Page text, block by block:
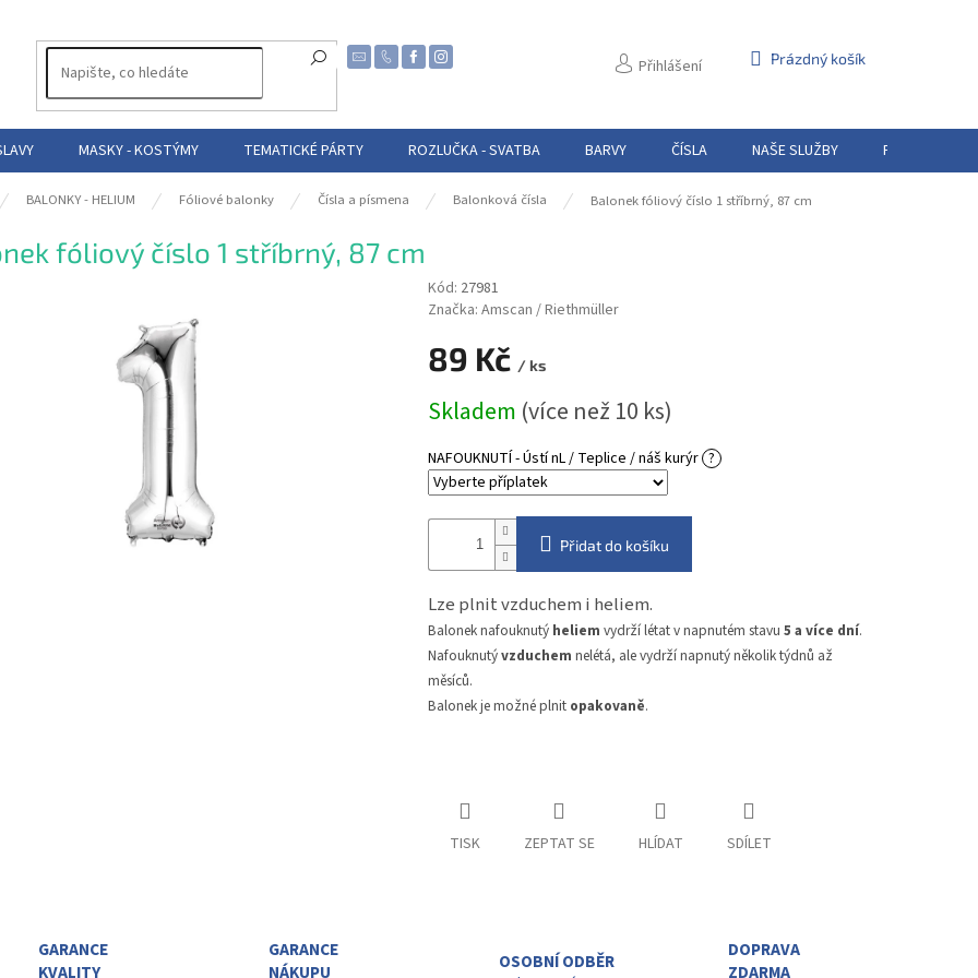
Přihlášení
NÁKUPNÍ
Prázdný košík
MASKY - KOSTÝMY TEMATICKÉ PÁRTY ROZLUČKA - SVATBA BARVY ČÍSLA NAŠE SLUŽBY PŮJČOVNA
BALONKY - HELIUM Fóliové balonky Čísla a písmena Balonková čísla Balonek fóliový číslo 1 stříbrný, 87 cm
fóliový číslo 1 stříbrný, 87 cm
Kód: 27981
Značka: Amscan / Riethmüller
89 Kč / ks
cena:
Skladem (více než 10 ks)
NAFOUKNUTÍ - Ústí nL / Teplice / náš kurýr ?
Přidat do košíku
Lze plnit vzduchem i heliem.
Balonek nafouknutý heliem vydrží létat v napnutém stavu 5 a více dní.
Nafouknutývzduchem nelétá, ale vydrží napnutý několik týdnů až
měsíců.
Balonek je možné plnit opakovaně.
TISK ZEPTAT SE HLÍDAT SDÍLET
GARANCE
KVALITY
GARANCE
NÁKUPU
OSOBNÍ ODBĚR
DOPRAVA
ZDARMA